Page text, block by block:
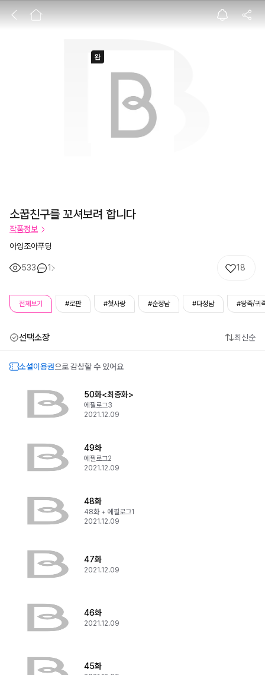
소꿉친구를 꼬셔
소꿉친구를 꼬셔보려 합니다
작품정보
아잉조아푸딩
533 1 18
전체보기 #로판 #첫사랑 #순정남 #다정남 #왕족/귀
선택소장 최신순
소설이용권으로 감상할 수 있어요
50화<최종화>
에필로그3
2021.12.09
49화
에필로그2
2021.12.09
48화
48화 + 에필로그1
2021.12.09
47화
2021.12.09
46화
2021.12.09
45화